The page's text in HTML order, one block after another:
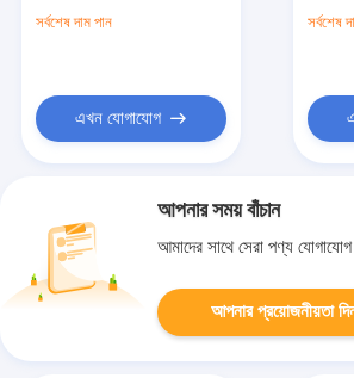
সিস্টেম সহ অ্যাসফাল্ট
সর্বশেষ দাম পান
এখন যোগাযোগ
সর্বশেষ
আপনার সময় বাঁচান
আমাদের সাথে সেরা পণ্য
আপনার প্রয়োজনীয়তা